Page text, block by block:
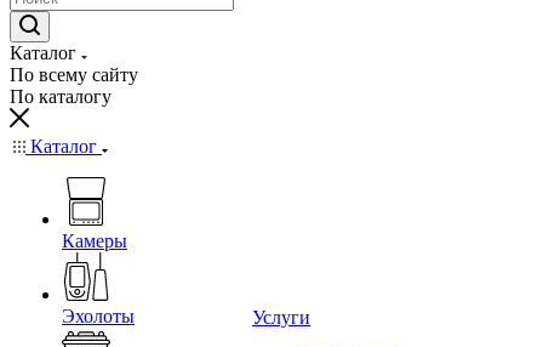
Каталог
По всему сайту
По каталогу
Каталог
Камеры
Эхолоты
Услуги